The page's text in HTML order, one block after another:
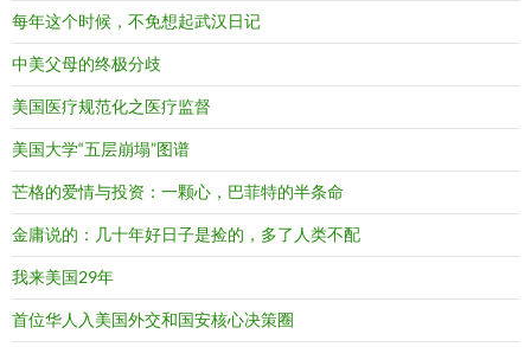
每年这个时候，不免想起武汉日记
中美父母的终极分歧
美国医疗规范化之医疗监督
美国大学“五层崩塌”图谱
芒格的爱情与投资：一颗心，巴菲特的半条命
金庸说的：几十年好日子是捡的，多了人类不配
我来美国29年
首位华人入美国外交和国安核心决策圈